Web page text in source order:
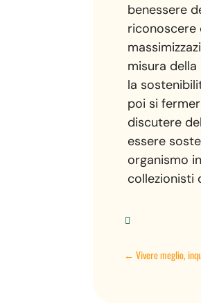
benessere
riconoscere
misura
la
poi si
discutere
essere
organismo
collezionisti

←Vivere meglio,